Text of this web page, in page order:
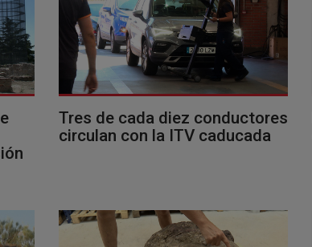
Tres de cada diez conductores
circulan con la ITV caducada